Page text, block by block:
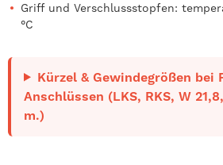
Griff und Verschlussstopfen:
°C
Kürzel & Gewindegrößen bei
Anschlüssen (LKS, RKS, W
m.)